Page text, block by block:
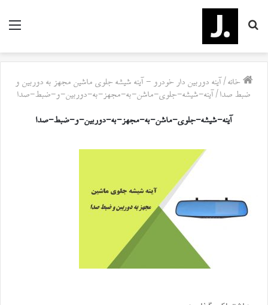
منو
برای
خانه / آینه دوربین دار خودرو - آینه شیشه جلوی ماشین مجهز به دوربین و
ضبط صدا / آینه-شیشه-جلوی-ماشن-به-مجهز-به-دوربین-و-ضبط-صدا
آینه-شیشه-جلوی-ماشن-به-مجهز-به-دوربین-و-ضبط-صدا